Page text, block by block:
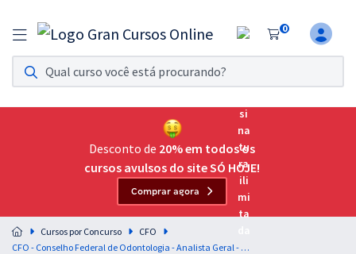
0
Assinatura Ilimitada 11
Acesso a todos os cursos. Teste grátis por 7 dias!
Assinatura OAB Até Passar
Acesso ilimitado a toda preparação para o Exame da
Residências Multiprofissionais
Preparação completa e intensiva para as principais
residências em saúde do Brasil
Desconto de 20% em todos os
cursos avulsos do site SÓ HOJE!
Comprar agora
Cursos por Concurso
CFO
CFO - Conselho Federal de Odontologia - Analista Geral - Código: 402